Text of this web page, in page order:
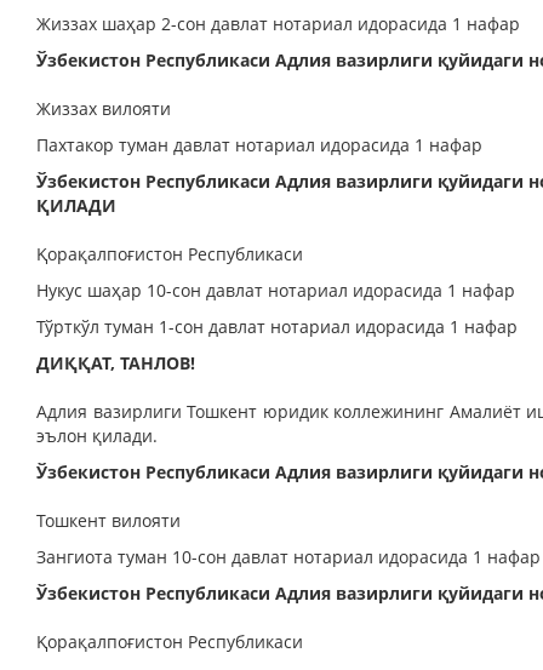
Жиззах шаҳар 2-сон давлат нотариал идорасида 1 нафар
Ўзбекистон Республикаси Адлия вазирлиги
Жиззах вилояти
Пахтакор туман давлат нотариал идорасида 1 нафар
Ўзбекистон Республикаси Адлия вазирлиги
ҚИЛАДИ
Қорақалпоғистон Республикаси
Нукус шаҳар 10-сон давлат нотариал идорасида 1 нафар
Тўрткўл туман 1-сон давлат нотариал идорасида 1 нафар
ДИҚҚАТ, ТАНЛОВ!
Адлия вазирлиги Тошкент юридик коллежининг Амалиёт
эълон қилади.
Ўзбекистон Республикаси Адлия вазирлиги
Тошкент вилояти
Зангиота туман 10-сон давлат нотариал идорасида 1 нафар
Ўзбекистон Республикаси Адлия вазирлиги
Қорақалпоғистон Республикаси